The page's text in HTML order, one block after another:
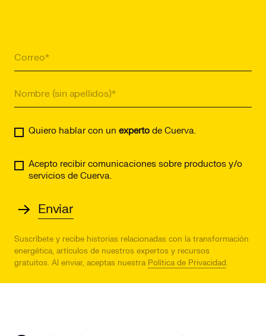
Quiero hablar con un experto de Cuerva.
Acepto recibir comunicaciones sobre productos y/o
servicios de Cuerva.
Suscríbete y recibe historias relacionadas con la transformación
energética, artículos de nuestros expertos y recursos
gratuitos. Al enviar, aceptas nuestra Política de Privacidad.